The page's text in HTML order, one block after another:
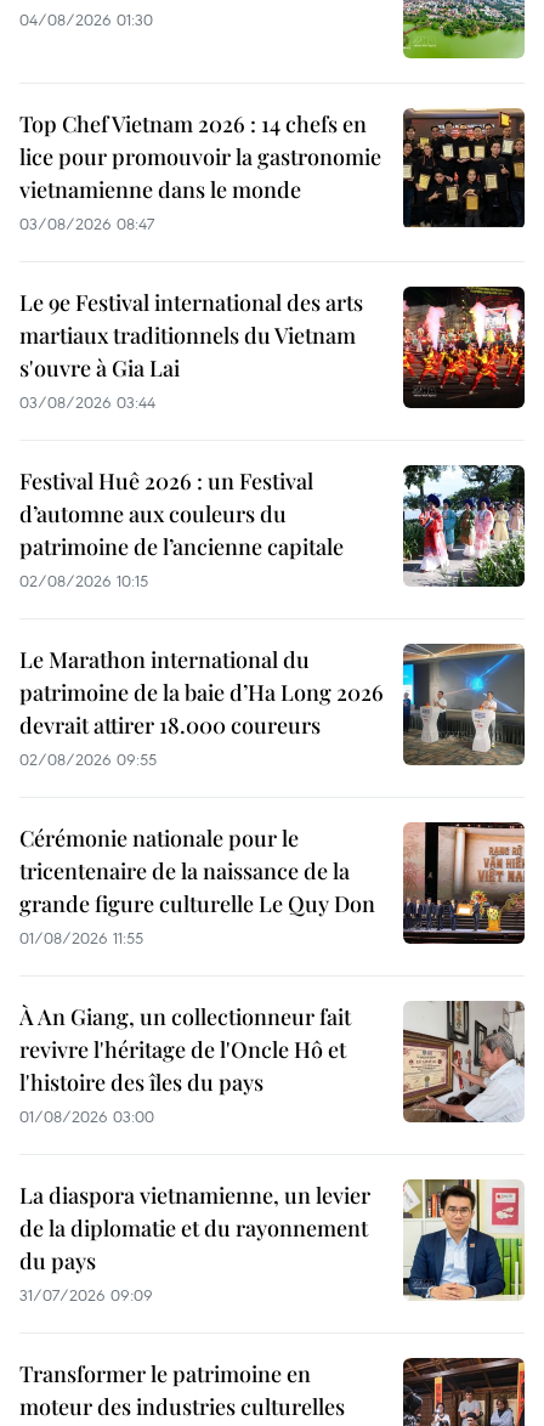
04/08/2026 01:30
Top Chef Vietnam 2026 : 14 chefs en
lice pour promouvoir la gastronomie
vietnamienne dans le monde
03/08/2026 08:47
Le 9e Festival international des arts
martiaux traditionnels du Vietnam
s'ouvre à Gia Lai
03/08/2026 03:44
Festival Huê 2026 : un Festival
d’automne aux couleurs du
patrimoine de l’ancienne capitale
02/08/2026 10:15
Le Marathon international du
patrimoine de la baie d’Ha Long 2026
devrait attirer 18.000 coureurs
02/08/2026 09:55
Cérémonie nationale pour le
tricentenaire de la naissance de la
grande figure culturelle Le Quy Don
01/08/2026 11:55
À An Giang, un collectionneur fait
revivre l'héritage de l'Oncle Hô et
l'histoire des îles du pays
01/08/2026 03:00
La diaspora vietnamienne, un levier
de la diplomatie et du rayonnement
du pays
31/07/2026 09:09
Transformer le patrimoine en
moteur des industries culturelles